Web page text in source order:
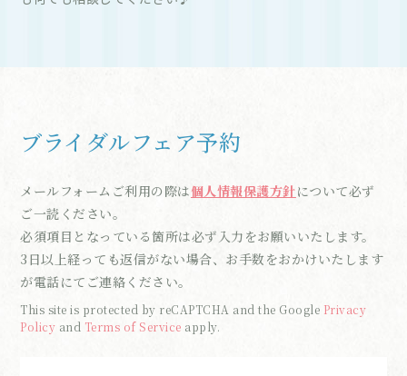
ブライダルフェア予約
メールフォームご利用の際は個人情報保護方針について必ず
ご一読ください。
必須項目となっている箇所は必ず入力をお願いいたします。
3日以上経っても返信がない場合、お手数をおかけいたします
が電話にてご連絡ください。
This site is protected by reCAPTCHA and the Google Privacy
Policy and Terms of Service apply.